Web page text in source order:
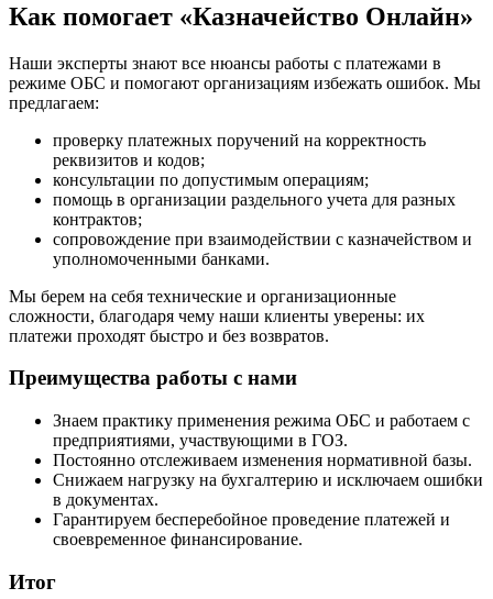
Как помогает «Казначейство Онлайн»
Наши эксперты знают все нюансы работы с платежами в
режиме ОБС и помогают организациям избежать ошибок. Мы
предлагаем:
проверку платежных поручений на корректность
реквизитов и кодов;
консультации по допустимым операциям;
помощь в организации раздельного учета для разных
контрактов;
сопровождение при взаимодействии с казначейством и
уполномоченными банками.
Мы берем на себя технические и организационные
сложности, благодаря чему наши клиенты уверены: их
платежи проходят быстро и без возвратов.
Преимущества работы с нами
Знаем практику применения режима ОБС и работаем с
предприятиями, участвующими в ГОЗ.
Постоянно отслеживаем изменения нормативной базы.
Снижаем нагрузку на бухгалтерию и исключаем ошибки
в документах.
Гарантируем бесперебойное проведение платежей и
своевременное финансирование.
Итог